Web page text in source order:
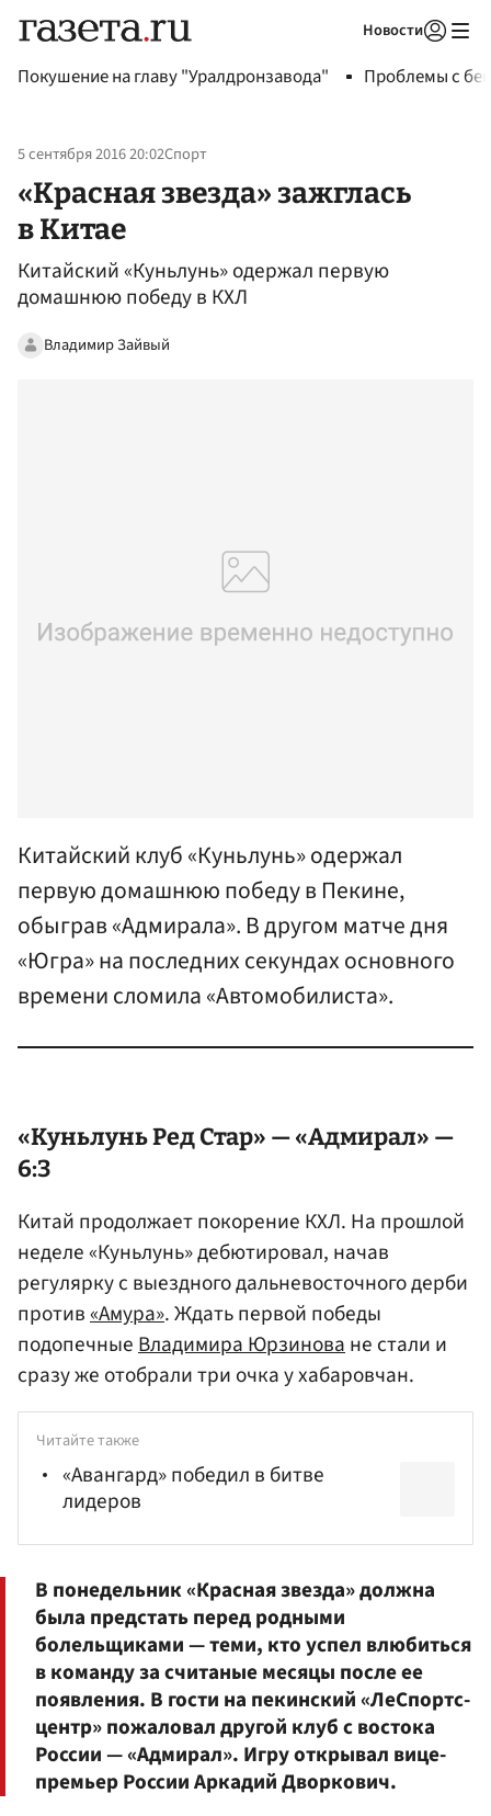
Новости
Покушение на главу "Уралдронзавода" Проблемы с
5 сентября 2016 20:02Спорт
«Красная звезда» зажглась
в Китае
Китайский «Куньлунь» одержал первую
домашнюю победу в КХЛ
Владимир Зайвый
Китайский клуб «Куньлунь» одержал
первую домашнюю победу в Пекине,
обыграв «Адмирала». В другом матче дня
«Югра» на последних секундах основного
времени сломила «Автомобилиста».
«Куньлунь Ред Стар» — «Адмирал» —
6:3
Китай продолжает покорение КХЛ. На прошлой
неделе «Куньлунь» дебютировал, начав
регулярку с выездного дальневосточного дерби
против«Амура». Ждать первой победы
подопечныеВладимира Юрзиноване стали и
сразу же отобрали три очка у хабаровчан.
Читайте также
«Авангард» победил в битве
лидеров
В понедельник «Красная звезда» должна
была предстать перед родными
болельщиками — теми, кто успел влюбиться
в команду за считаные месяцы после ее
появления. В гости на пекинский «ЛеСпортс-
центр» пожаловал другой клуб с востока
России — «Адмирал». Игру открывал вице-
премьер РоссииАркадий Дворкович.